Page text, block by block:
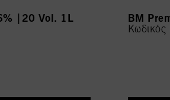
|20 Vol. 1L
BM